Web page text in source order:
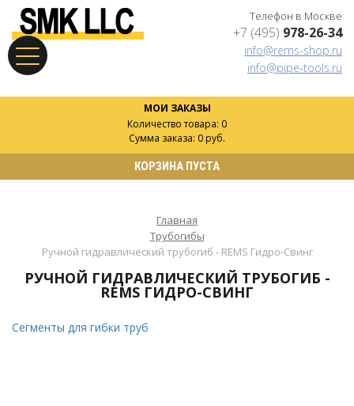
Телефон в Москве
+7 (495) 978-26-34
info@rems-shop.ru
info@pipe-tools.ru
МОИ ЗАКАЗЫ
Количество товара: 0
Сумма заказа: 0 руб.
КОРЗИНА ПУСТА
Главная
Трубогибы
Ручной гидравлический трубогиб - REMS Гидро-Свинг
РУЧНОЙ ГИДРАВЛИЧЕСКИЙ ТРУБОГИБ -
REMS ГИДРО-СВИНГ
Сегменты для гибки труб